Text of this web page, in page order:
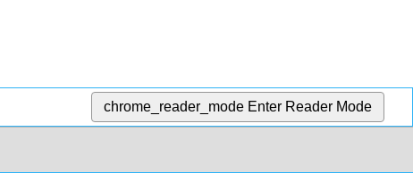
chrome_reader_mode Enter Reader Mode